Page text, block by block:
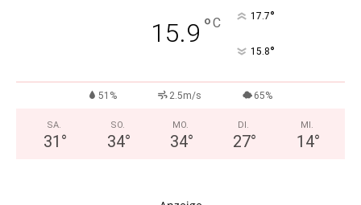
15.9 °C 17.7°
15.8°
51% 2.5m/s 65%
SA.
31 °
SO.
34°
MO.
34°
DI.
27°
MI.
14°